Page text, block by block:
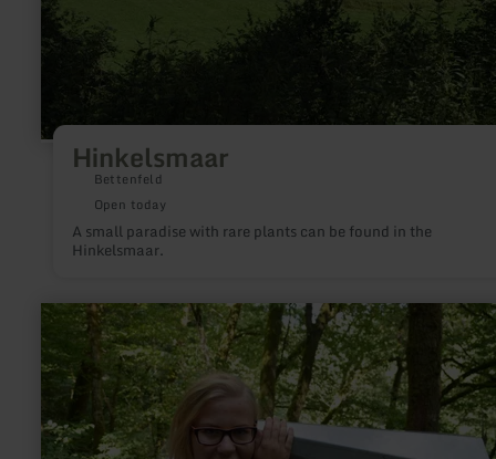
Hinkelsmaar
Bettenfeld
Open today
A small paradise with rare plants can be found in the
Hinkelsmaar.
learn
more
about:
Achtsamkeitspunkt
"Ort
des
Hörens"